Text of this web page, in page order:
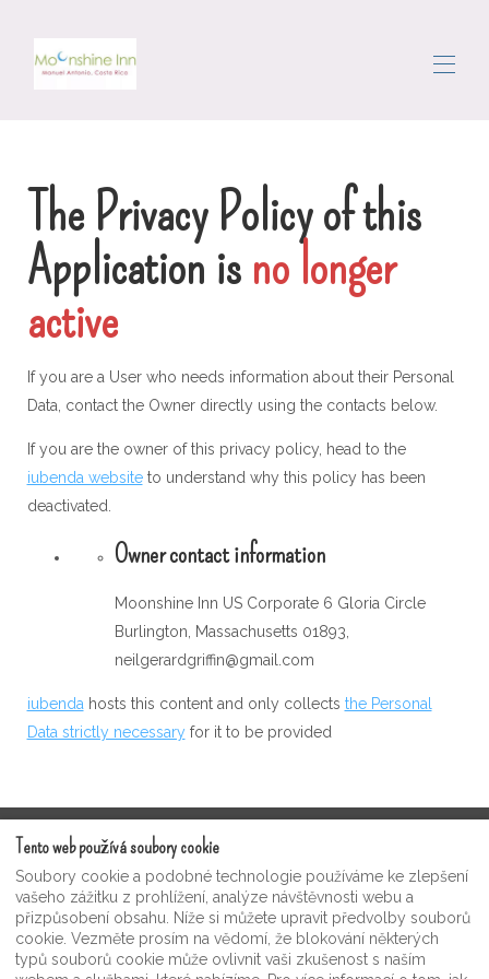
Rezervujte si prázdninové pronájmy
Oblast
Getting Around
Concierge
Recenze
The Privacy Policy ofthis
Application is no longer
active
If you are a User who needs information about their Personal
Data, contact the Owner directly using the contacts below.
If you are the owner of this privacy policy, head to the
iubenda websiteto understand why this policy has been
deactivated.
Owner contact information
Moonshine Inn US Corporate 6 Gloria Circle
Burlington, Massachusetts 01893,
neilgerardgriffin@gmail.com
iubenda hosts this content and only collects the Personal
Data strictly necessary for it to be provided
Podmínky služby
Videogalerie pro hosta Moonshine
Zásady ochrany osobních údajů
Moonshine Inn suvenýry a dárkový obchod
Tento web používá soubory cookie
Soubory cookie a podobné technologie používáme ke zlepšení
vašeho zážitku z prohlížení, analýze návštěvnosti webu a
přizpůsobení obsahu. Níže si můžete upravit předvolby souborů
cookie. Vezměte prosím na vědomí, že blokování některých
typů souborů cookie může ovlivnit vaši zkušenost s naším